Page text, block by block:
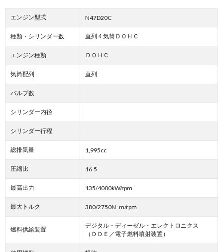
エンジン型式 N47D20C
種類・シリンダー数 直列４気筒ＤＯＨＣ
エンジン種類 ＤＯＨＣ
気筒配列 直列
バルブ数
シリンダー内径
シリンダー行程
総排気量 1,995cc
圧縮比 16.5
最高出力 135/4000kW/rpm
最大トルク 380/2750N･m/rpm
燃料供給装置
デジタル・ディーゼル・エレクトロニクス
（ＤＤＥ／電子燃料噴射装置）